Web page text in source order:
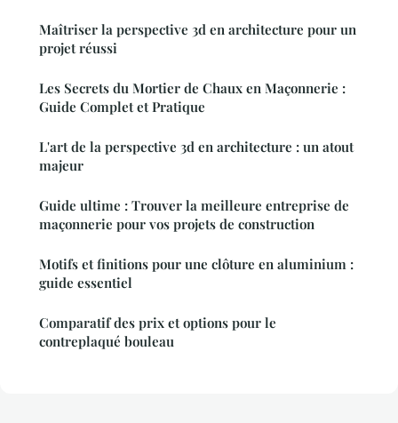
Maîtriser la perspective 3d en architecture pour un
projet réussi
Les Secrets du Mortier de Chaux en Maçonnerie :
Guide Complet et Pratique
L'art de la perspective 3d en architecture : un atout
majeur
Guide ultime : Trouver la meilleure entreprise de
maçonnerie pour vos projets de construction
Motifs et finitions pour une clôture en aluminium :
guide essentiel
Comparatif des prix et options pour le
contreplaqué bouleau